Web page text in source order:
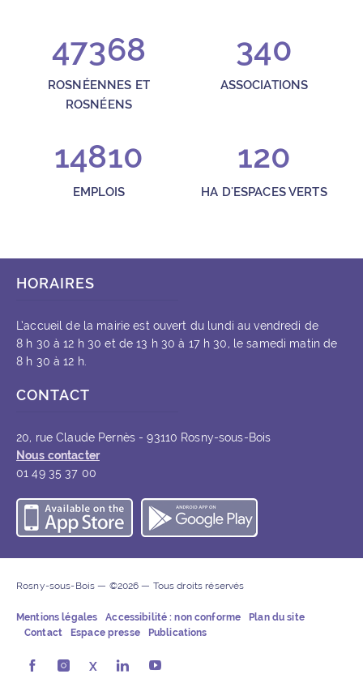
47368
ROSNÉENNES ET
ROSNÉENS
340
ASSOCIATIONS
14810
EMPLOIS
120
HA D'ESPACES VERTS
HORAIRES
L’accueil de la mairie est ouvert du lundi au vendredi de
8 h 30 à 12 h 30 et de 13 h 30 à 17 h 30, le samedi matin de
8 h 30 à 12 h.
CONTACT
20, rue Claude Pernès - 93110 Rosny-sous-Bois
Nous contacter
01 49 35 37 00
Télécharger l’application iOS
Rosny-sous-Bois — ©2026 — Tous droits réservés
Mentions légales Accessibilité : non conforme
Plan du site
Contact
Espace presse Publications
Rosny-sous-Bois sur Facebook (ouvre une nouvelle
Rosny-sous-Bois sur Instagram (ouvre une
X Rosny-sous-Bois sur LinkedIn (ouvre
Rosny-sous-Bois sur Youtube